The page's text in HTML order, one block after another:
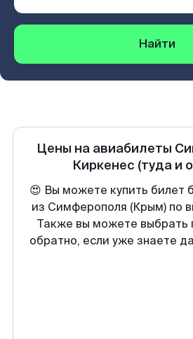
Найти
Цены на авиабилеты
Киркенеc (туда и
😍 Вы можете купить билет
из Симферополя (Крым) по
Также вы можете выбрать
обратно, если уже знаете